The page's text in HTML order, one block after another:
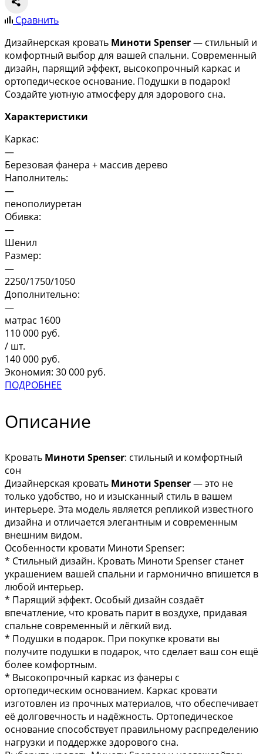
Сравнить
Дизайнерская кровать Миноти Spenser— стильный и
комфортный выбор для вашей спальни. Современный
дизайн, парящий эффект, высокопрочный каркас и
ортопедическое основание. Подушки в подарок!
Создайте уютную атмосферу для здорового сна.
Характеристики
Каркас:
—
Березовая фанера + массив дерево
Наполнитель:
—
пенополиуретан
Обивка:
—
Шенил
Размер:
—
2250/1750/1050
Дополнительно:
—
матрас 1600
110 000 руб.
/ шт.
140 000 руб.
Экономия: 30 000 руб.
ПОДРОБНЕЕ
Описание
Кровать Миноти Spenser: стильный и комфортный
сон
Дизайнерская кровать Миноти Spenser— это не
только удобство, но и изысканный стиль в вашем
интерьере. Эта модель является репликой известного
дизайна и отличается элегантным и современным
внешним видом.
Особенности кровати Миноти Spenser:
* Стильный дизайн. Кровать Миноти Spenser станет
украшением вашей спальни и гармонично впишется в
любой интерьер.
* Парящий эффект. Особый дизайн создаёт
впечатление, что кровать парит в воздухе, придавая
спальне современный и лёгкий вид.
* Подушки в подарок. При покупке кровати вы
получите подушки в подарок, что сделает ваш сон ещё
более комфортным.
* Высокопрочный каркас из фанеры с
ортопедическим основанием. Каркас кровати
изготовлен из прочных материалов, что обеспечивает
её долговечность и надёжность. Ортопедическое
основание способствует правильному распределению
нагрузки и поддержке здорового сна.